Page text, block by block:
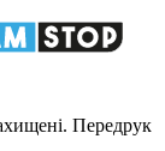
Передрук